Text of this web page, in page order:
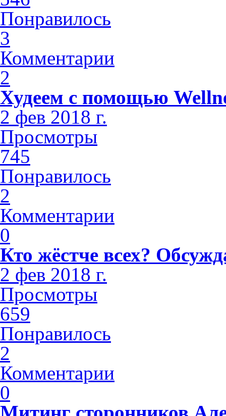
Понравилось
3
Комментарии
2
Худеем с помощью
2 фев 2018 г.
Просмотры
745
Понравилось
2
Комментарии
0
Кто жёстче всех?
2 фев 2018 г.
Просмотры
659
Понравилось
2
Комментарии
0